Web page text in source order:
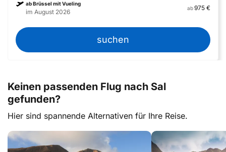
ab Brüssel mit Vueling
im August 2026
ab975 €
suchen
Keinen passenden Flug nach Sal
gefunden?
Hier sind spannende Alternativen für Ihre Reise.